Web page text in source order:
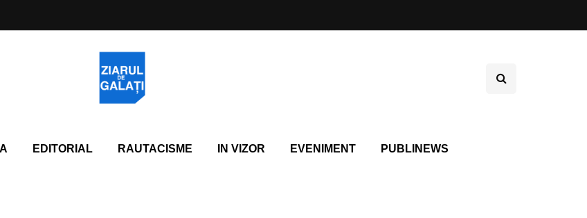
EDITORIAL RAUTACISME IN VIZOR EVENIMENT PUBLINEWS